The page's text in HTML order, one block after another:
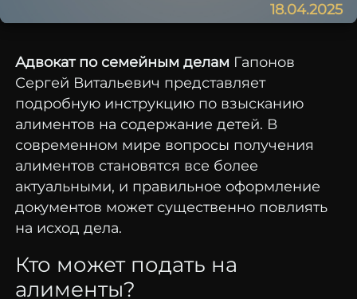
18.04.2025
Адвокат по семейным делам Гапонов
Сергей Витальевич представляет
подробную инструкцию по взысканию
алиментов на содержание детей. В
современном мире вопросы получения
алиментов становятся все более
актуальными, и правильное оформление
документов может существенно повлиять
на исход дела.
Кто может подать на
алименты?